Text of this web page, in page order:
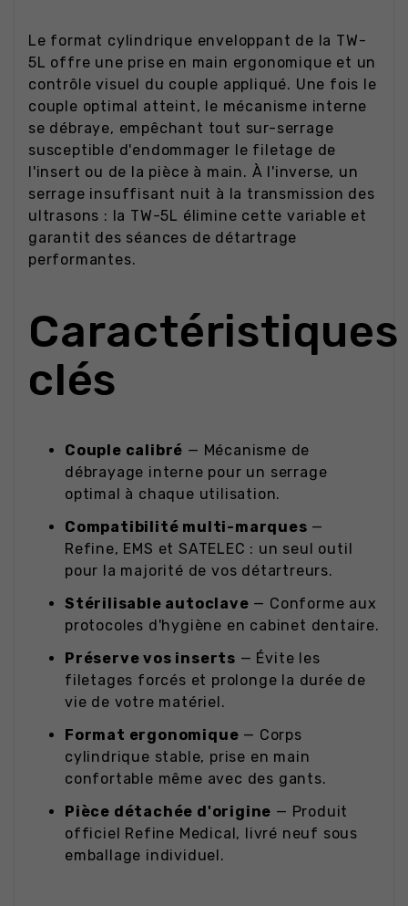
Le format cylindrique enveloppant de la TW-
5L offre une prise en main ergonomique et un
contrôle visuel du couple appliqué. Une fois le
couple optimal atteint, le mécanisme interne
se débraye, empêchant tout sur-serrage
susceptible d'endommager le filetage de
l'insert ou de la pièce à main. À l'inverse, un
serrage insuffisant nuit à la transmission des
ultrasons : la TW-5L élimine cette variable et
garantit des séances de détartrage
performantes.
Caractéristiques
clés
Couple calibré — Mécanisme de
débrayage interne pour un serrage
optimal à chaque utilisation.
Compatibilité multi-marques —
Refine, EMS et SATELEC : un seul outil
pour la majorité de vos détartreurs.
Stérilisable autoclave — Conforme aux
protocoles d'hygiène en cabinet dentaire.
Préserve vos inserts — Évite les
filetages forcés et prolonge la durée de
vie de votre matériel.
Format ergonomique — Corps
cylindrique stable, prise en main
confortable même avec des gants.
Pièce détachée d'origine — Produit
officiel Refine Medical, livré neuf sous
emballage individuel.